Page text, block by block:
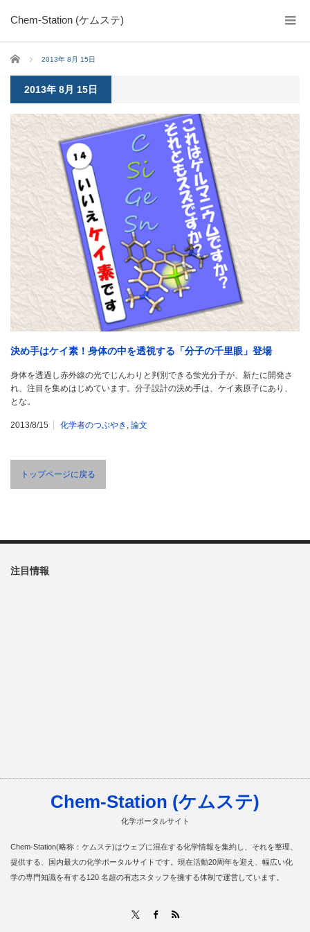
Chem-Station (ケムステ)
ホーム 2013年 8月 15日
2013年 8月 15日
決め手はケイ素！身体の中を透視する「分子の千里眼」登場
身体を透過し赤外線の光でじんわりと判別できる蛍光分子が、新たに開発さ
れ、注目を集めはじめています。分子設計の決め手は、ケイ素原子にあり、
とな。
2013/8/15 化学者のつぶやき 論文
トップページに戻る
注目情報
Chem-Station (ケムステ)
化学ポータルサイト
Chem-Station(略称：ケムステ)はウェブに混在する化学情報を集約し、それを整理、
提供する、国内最大の化学ポータルサイトです。現在活動20周年を迎え、幅広い化
学の専門知識を有する120 名超の有志スタッフを擁する体制で運営しています。
Facebook